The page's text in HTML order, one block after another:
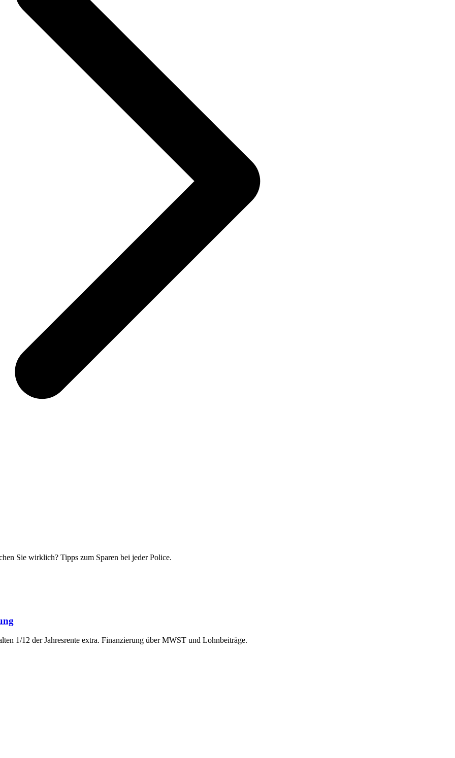
Sie wirklich? Tipps zum Sparen bei jeder Police.
1/12 der Jahresrente extra. Finanzierung über MWST und Lohnbeiträge.